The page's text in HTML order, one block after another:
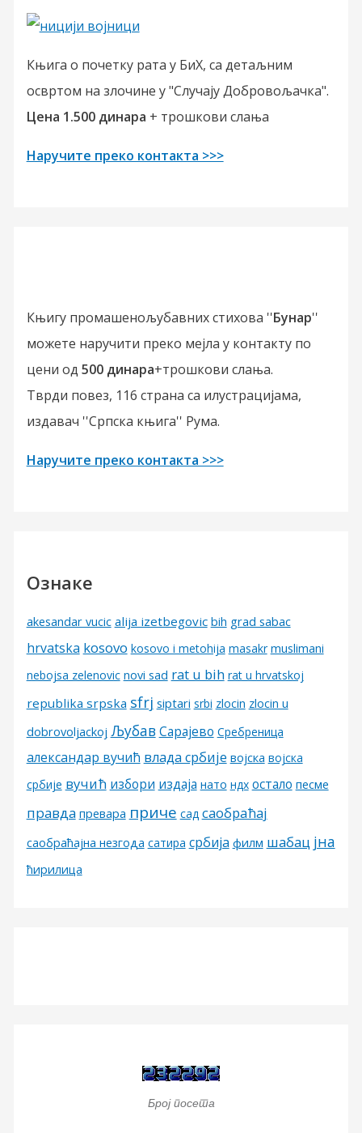
Књига о почетку рата у БиХ, са детаљним
освртом на злочине у "Случају Добровољачка".
Цена 1.500 динара + трошкови слања
Наручите преко контакта >>>
Књигу промашенољубавних стихова ''Бунар''
можете наручити преко мејла у контакту по
цени од 500 динара+трошкови слања.
Тврди повез, 116 страна са илустрацијама,
издавач ''Српска књига'' Рума.
Наручите преко контакта >>>
Ознаке
akesandar vucic alija izetbegovic bih grad sabac
hrvatska kosovo kosovo i metohija masakr muslimani
nebojsa zelenovic novi sad rat u bih rat u hrvatskoj
republika srpska sfrj siptari srbi zlocin zlocin u
dobrovoljackoj Љубав Сарајево Сребреница
александар вучић влада србије војска војска
србије вучић избори издаја нато ндх остало песме
правда превара приче сад саобраћај
саобраћајна незгода сатира србија филм шабац јна
ћирилица
Број посета